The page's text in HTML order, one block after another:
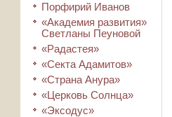
Порфирий Иванов
«Академия развития»
Светланы Пеуновой
«Радастея»
«Секта Адамитов»
«Страна Анура»
«Церковь Солнца»
«Эксодус»